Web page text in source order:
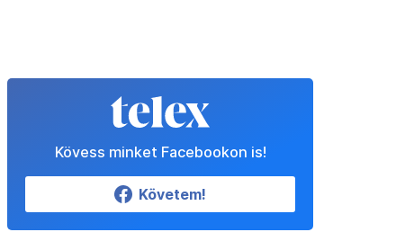
Kövess minket Facebookon is!
Követem!